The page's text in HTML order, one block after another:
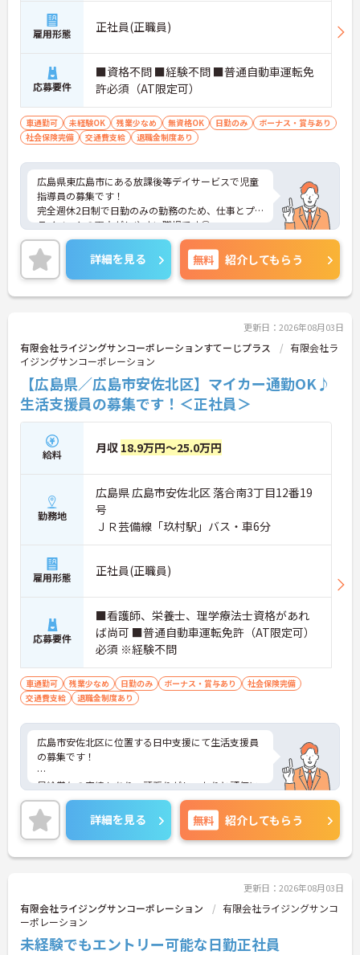
雇用形態 正社員(正職員)
応募要件
■資格不問 ■経験不問 ■普通自動車運転免
許必須（AT限定可）
車通勤可 未経験OK 残業少なめ 無資格OK 日勤のみ
ボーナス・賞与あり
社会保険完備
交通費支給 退職金制度あり
広島県東広島市にある放課後等デイサービスで児童
指導員の募集です！
完全週休2日制で日勤のみの勤務のため、仕事とプ
ライベートの両立がしやすい職場です◎
また、社会保険完備で退職金制度もあり、安心して
働きやすい環境が整っています！
ご興味ある方は面接ポイントをお伝えしますので、
お気軽にご連絡ください。
詳細を見る 無料 紹介してもらう
更新日：2026年08月03日
有限会社ライジングサンコーポレーションすてーじプラス
有限会社ラ
イジングサンコーポレーション
【広島県／広島市安佐北区】マイカー通勤OK♪
生活支援員の募集です！＜正社員＞
給料 月収 18.9万円～25.0万円
勤務地
広島県 広島市安佐北区 落合南3丁目12番19
号
ＪＲ芸備線「玖村駅」バス・車6分
雇用形態 正社員(正職員)
応募要件
■看護師、栄養士、理学療法士資格があれ
ば尚可 ■普通自動車運転免許（AT限定可）
必須 ※経験不問
車通勤可 残業少なめ 日勤のみ ボーナス・賞与あり
社会保険完備
交通費支給
退職金制度あり
広島市安佐北区に位置する日中支援にて生活支援員
の募集です！
昇給賞与の実績もあり、頑張りがしっかりと評価に
反映される環境です。
ご興味ある方には、面接対策ポイントなど、さらに
詳細をお話しいたしますのでお気軽にご相談くださ
い！
詳細を見る 無料 紹介してもらう
更新日：2026年08月03日
有限会社ライジングサンコーポレーション
有限会社ライジングサンコ
ーポレーション
未経験でもエントリー可能な日勤正社員